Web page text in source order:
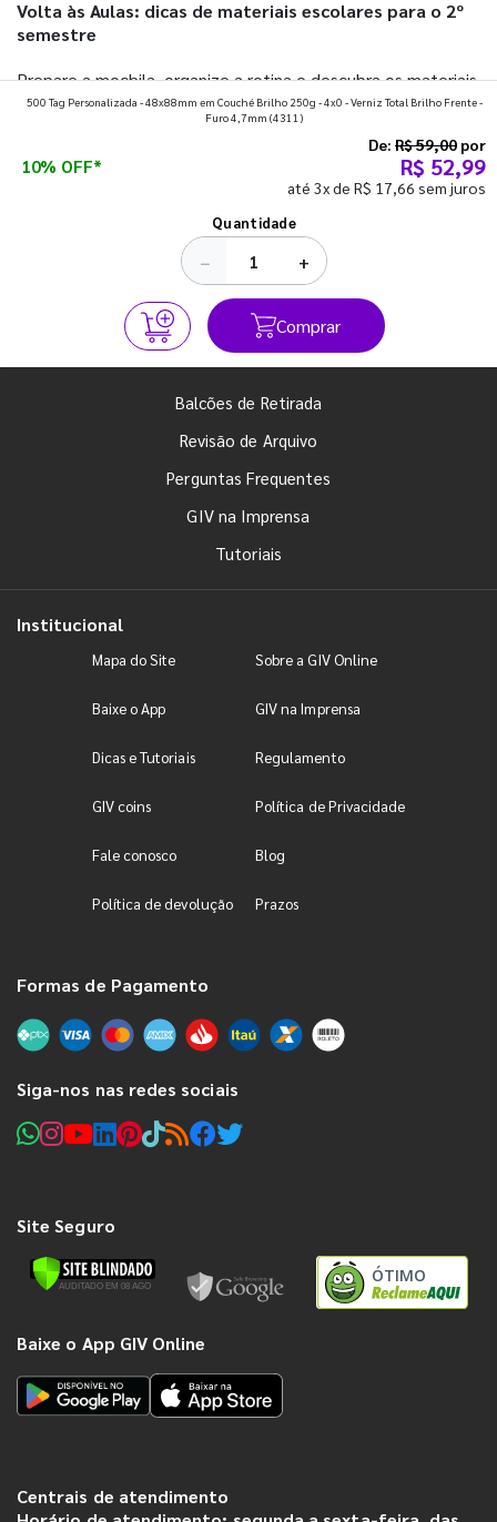
Volta às Aulas: dicas de materiais escolares para o 2º
semestre
Prepare a mochila, organize a rotina e descubra os materiais
que fazem toda diferença para começar o segundo
500 Tag Personalizada - 48x88mm em Couché Brilho 250g - 4x0 - Verniz Total Brilho Frente -
Furo 4,7mm (4311)
10% OFF*
De: R$ 59,00 por
R$ 52,99
até 3x de R$ 17,66 sem juros
Quantidade
− +
Comprar
Balcões de Retirada
Revisão de Arquivo
Perguntas Frequentes
GIV na Imprensa
Tutoriais
Institucional
Mapa do Site Sobre a GIV Online
Baixe o App GIV na Imprensa
Dicas e Tutoriais Regulamento
GIV coins Política de Privacidade
Fale conosco Blog
Política de devolução Prazos
Formas de Pagamento
Siga-nos nas redes sociais
Site Seguro
ÓTIMO
Baixe o App GIV Online
Centrais de atendimento